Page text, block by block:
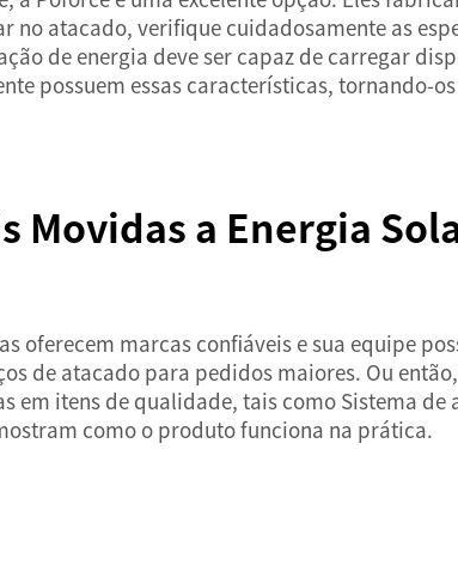
no atacado, verifique cuidadosamente as
de energia deve ser capaz de carregar
possuem essas características, tornando-
Movidas a Energia
oferecem marcas confiáveis e sua equipe
de atacado para pedidos maiores. Ou
em itens de qualidade, tais como Sistema de
como o produto funciona na prática.